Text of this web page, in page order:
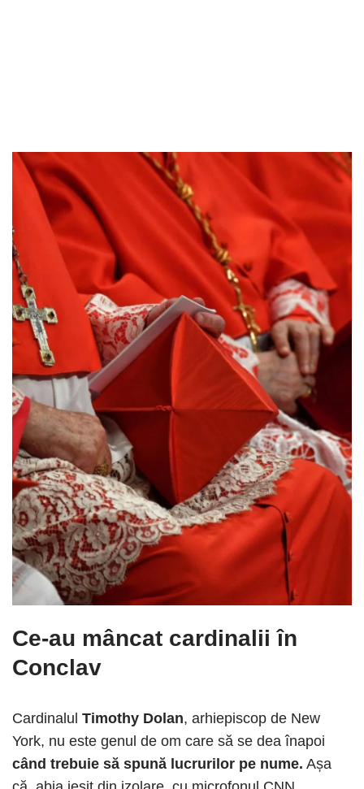
Ce-au mâncat cardinalii în
Conclav
Cardinalul Timothy Dolan, arhiepiscop de New
York, nu este genul de om care să se dea înapoi
când trebuie să spună lucrurilor pe nume. Așa